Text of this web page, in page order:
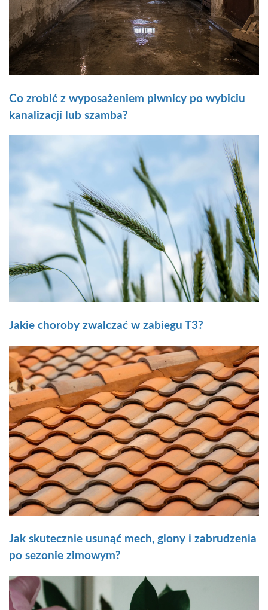
Co zrobić z wyposażeniem piwnicy po wybiciu
kanalizacji lub szamba?
Jakie choroby zwalczać w zabiegu T3?
Jak skutecznie usunąć mech, glony i zabrudzenia
po sezonie zimowym?